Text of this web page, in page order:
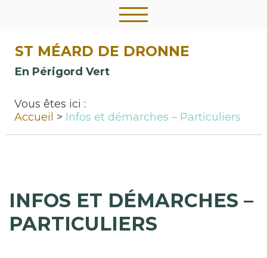
ST MÉARD DE DRONNE
En Périgord Vert
Vous êtes ici :
Accueil
Infos et démarches – Particuliers
INFOS ET DÉMARCHES –
PARTICULIERS